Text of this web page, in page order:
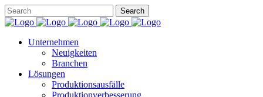
Unternehmen
Neuigkeiten
Branchen
Lösungen
Produktionsausfälle
Produktionverbesserung